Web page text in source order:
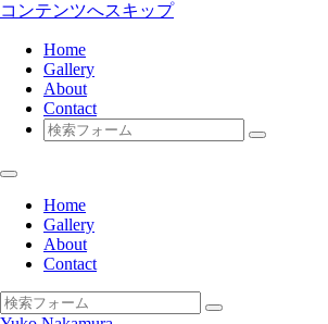
コンテンツへスキップ
Home
Gallery
About
Contact
検
Home
Gallery
About
Contact
検